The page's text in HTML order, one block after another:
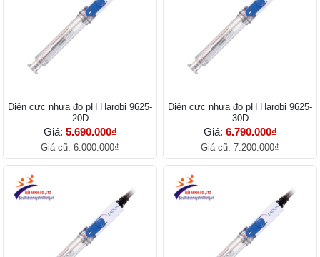
Điện cực nhựa đo pH Harobi 9625-
20D
Giá: 5.690.000₫
Giá cũ: 6.000.000₫
Điện cực nhựa đo pH Harobi 9625-
30D
Giá: 6.790.000₫
Giá cũ: 7.200.000₫